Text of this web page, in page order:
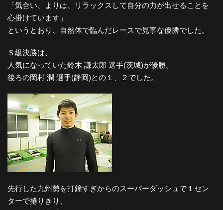
「気合い、よりは、リラックスして自分の力が出せることを
心掛けています」
というとおり、自然体で臨んだレースで見事な優勝でした。
Ｓ級決勝は、
人気になっていた鈴木 謙太郎 選手(茨城)が優勝。
後ろの岡村 潤 選手(静岡)との１、２でした。
先行した九州勢を打鐘すぎからのスーパーダッシュで１セン
ターで捲りきり、